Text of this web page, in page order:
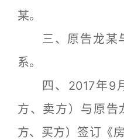
某。
三、原告龙某
系。
四、2017年9月
方、卖方）与原告
方、买方）签订《